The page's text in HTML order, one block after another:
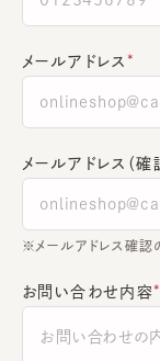
メールアドレス
メールアドレス（確
※メールアドレス確認
お問い合わせ内容